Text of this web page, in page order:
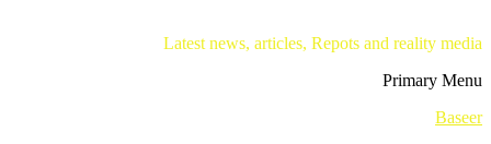
Latest news, articles, Repots and reality media
Primary Menu
Baseer